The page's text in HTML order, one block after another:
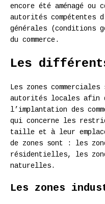
encore été aménagé
autorités compétentes
générales (conditions
du commerce.
Les
Les zones
autorités locales afin
l’implantation des
qui concerne les
taille et à leur
de zones sont : les
résidentielles, les
naturelles.
Les zones